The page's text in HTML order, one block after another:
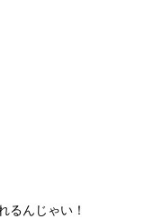
るんじゃい！